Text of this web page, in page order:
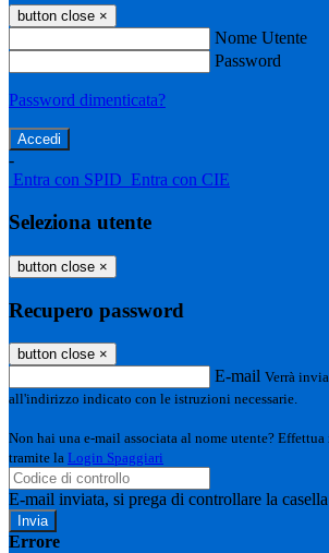
button close ×
Nome Utente
Password
Password dimenticata?
-
Entra con SPID Entra con CIE
Seleziona utente
button close ×
Recupero password
button close ×
E-mail Verrà
all'indirizzo indicato con le istruzioni necessarie.
Non hai una e-mail associata al nome utente?
tramite la Login Spaggiari
E-mail inviata, si prega di controllare la
Errore